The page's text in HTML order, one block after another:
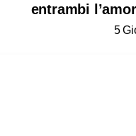
entrambi
5